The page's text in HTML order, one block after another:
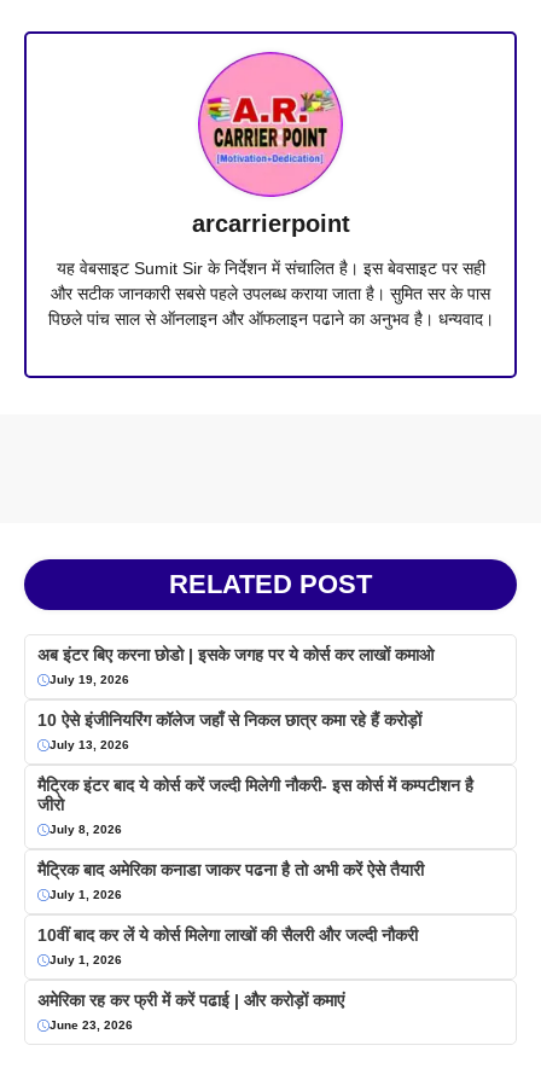
arcarrierpoint
यह वेबसाइट Sumit Sir के निर्देशन में संचालित है। इस बेवसाइट पर सही
और सटीक जानकारी सबसे पहले उपलब्ध कराया जाता है। सुमित सर के पास
पिछले पांच साल से ऑनलाइन और ऑफलाइन पढाने का अनुभव है। धन्यवाद।
RELATED POST
अब इंटर बिए करना छोडो | इसके जगह पर ये कोर्स कर लाखों कमाओ
July 19, 2026
10 ऐसे इंजीनियरिंग कॉलेज जहाँ से निकल छात्र कमा रहे हैं करोड़ों
July 13, 2026
मैट्रिक इंटर बाद ये कोर्स करें जल्दी मिलेगी नौकरी- इस कोर्स में कम्पटीशन है
जीरो
July 8, 2026
मैट्रिक बाद अमेरिका कनाडा जाकर पढना है तो अभी करें ऐसे तैयारी
July 1, 2026
10वीं बाद कर लें ये कोर्स मिलेगा लाखों की सैलरी और जल्दी नौकरी
July 1, 2026
अमेरिका रह कर फ्री में करें पढाई | और करोड़ों कमाएं
June 23, 2026